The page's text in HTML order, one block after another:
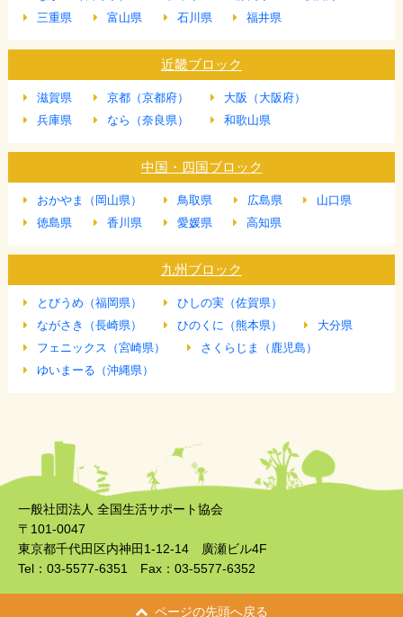
三重県
富山県 石川県 福井県
近畿ブロック
滋賀県 京都（京都府）
大阪（大阪府）
兵庫県
なら（奈良県） 和歌山県
中国・四国ブロック
おかやま（岡山県） 鳥取県 広島県
山口県
徳島県
香川県 愛媛県 高知県
九州ブロック
とびうめ（福岡県）
ひしの実（佐賀県）
ながさき（長崎県）
ひのくに（熊本県）
大分県
フェニックス（宮崎県）
さくらじま（鹿児島）
ゆいまーる（沖縄県）
一般社団法人 全国生活サポート協会
〒101-0047
東京都千代田区内神田1-12-14 廣瀬ビル4F
Tel：03-5577-6351 Fax：03-5577-6352
ページの先頭へ戻る